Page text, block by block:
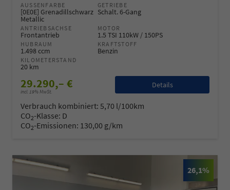
AUSSENFARBE
[0E0E] Grenadillschwarz
Metallic
GETRIEBE
Schalt. 6-Gang
ANTRIEBSACHSE
Frontantrieb
MOTOR
1.5 TSI 110kW / 150PS
HUBRAUM
1.498 ccm
KRAFTSTOFF
Benzin
KILOMETERSTAND
20 km
29.290,– €
incl. 19% MwSt.
Details
Verbrauch kombiniert: 5,70 l/100km
CO2-Klasse: D
CO2-Emissionen: 130,00 g/km
26,1%